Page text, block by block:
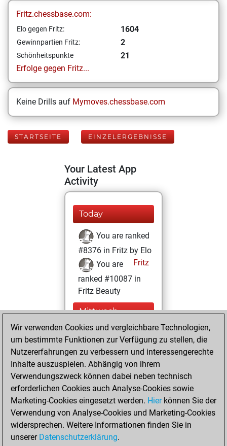
Fritz.chessbase.com:
Elo gegen Fritz: 1604
Gewinnpartien Fritz: 2
Schönheitspunkte
21
Erfolge gegen Fritz...
Keine Drills auf Mymoves.chessbase.com
STARTSEITE EINZELERGEBNISSE
Your Latest App
Activity
Today
You are ranked
#8376 in Fritz by Elo
Fritz
You are
ranked #10087 in
Fritz Beauty
Mittwoch,
Dezember 23,
2020
You won
against Fritz
Fritz
You achieved a
BeautyScore of 21
You achieved a
new Elo of 1604
You created
Wir verwenden Cookies und vergleichbare Technologien,
um bestimmte Funktionen zur Verfügung zu stellen, die
Nutzererfahrungen zu verbessern und interessengerechte
Inhalte auszuspielen. Abhängig von ihrem
Verwendungszweck können dabei neben technisch
erforderlichen Cookies auch Analyse-Cookies sowie
Marketing-Cookies eingesetzt werden. Hierkönnen Sie der
Verwendung von Analyse-Cookies und Marketing-Cookies
widersprechen. Weitere Informationen finden Sie in
unserer Datenschutzerklärung.